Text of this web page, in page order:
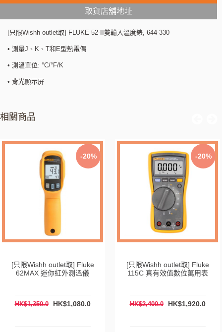
取貨店舖地址
[只限Wishh outlet取] FLUKE 52-II雙輸入溫度錶, 644-330
• 測量J、K、T和E型熱電偶
• 測溫單位: °C/°F/K
• 背光顯示屏
相關商品
-20%
[只限Wishh outlet取] Fluke
62MAX 迷你紅外測溫儀
HK$1,350.0 HK$1,080.0
-20%
[只限Wishh outlet取] Fluke
115C 真有效值數位萬用表
HK$2,400.0 HK$1,920.0